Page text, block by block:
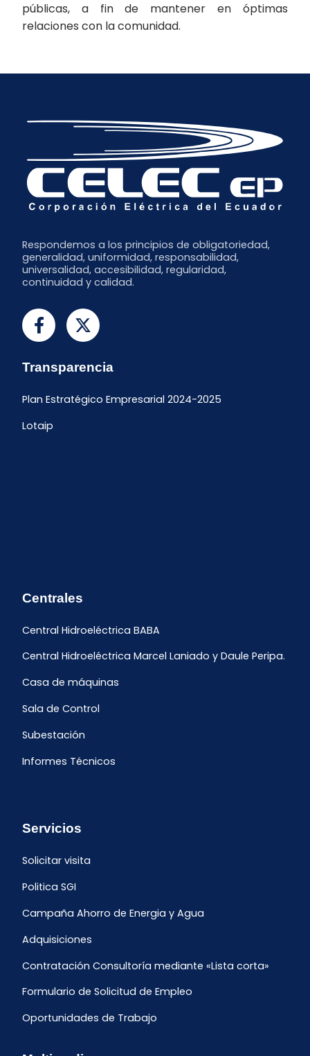
públicas, a fin de mantener en óptimas
relaciones con la comunidad.
Respondemos a los principios de obligatoriedad,
generalidad, uniformidad, responsabilidad,
universalidad, accesibilidad, regularidad,
continuidad y calidad.
Transparencia
Plan Estratégico Empresarial 2024-2025
Lotaip
Centrales
Central Hidroeléctrica BABA
Central Hidroeléctrica Marcel Laniado y Daule Peripa.
Casa de máquinas
Sala de Control
Subestación
Informes Técnicos
Servicios
Solicitar visita
Politica SGI
Campaña Ahorro de Energia y Agua
Adquisiciones
Contratación Consultoría mediante «Lista corta»
Formulario de Solicitud de Empleo
Oportunidades de Trabajo